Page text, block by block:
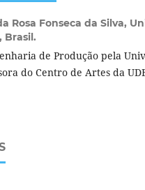
Rosa Fonseca da Silva,
Brasil.
de Produção pela
do Centro de Artes da